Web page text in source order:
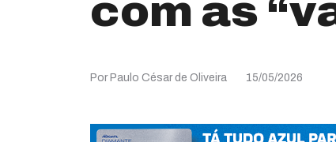
com as
Por Paulo César de Oliveira 15/05/2026